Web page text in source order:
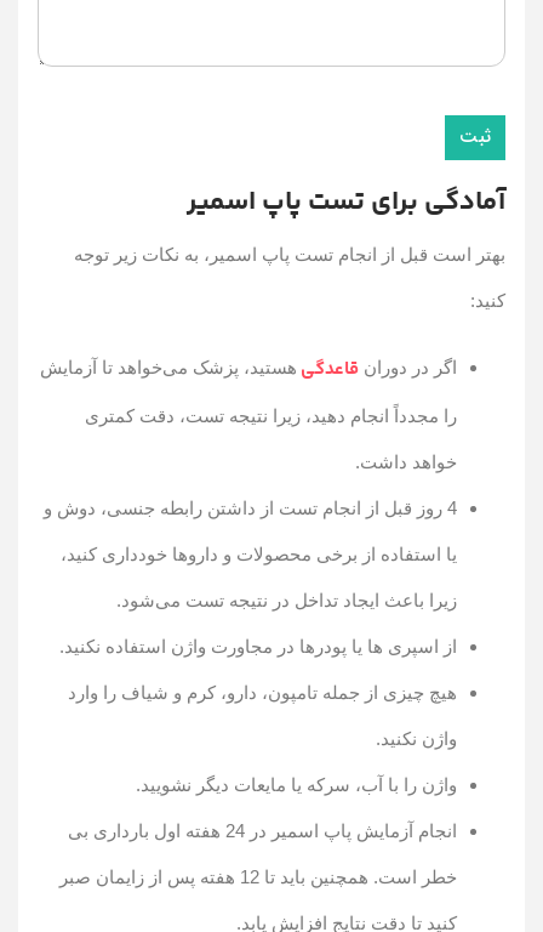
آمادگی برای تست پاپ اسمیر
بهتر است قبل از انجام تست پاپ اسمیر، به نکات زیر توجه
کنید:
اگر در دوران قاعدگی هستید، پزشک می‌خواهد تا آزمایش
را مجدداً انجام دهید، زیرا نتیجه تست، دقت کمتری
خواهد داشت.
4 روز قبل از انجام تست از داشتن رابطه جنسی، دوش و
یا استفاده از برخی محصولات و دارو‌ها خودداری کنید،
زیرا باعث ایجاد تداخل در نتیجه تست می‌شود.
از اسپری ها یا پودرها در مجاورت واژن استفاده نکنید.
هیچ چیزی از جمله تامپون، دارو، کرم و شیاف را وارد
واژن نکنید.
واژن را با آب، سرکه یا مایعات دیگر نشویید.
انجام آزمایش پاپ اسمیر در 24 هفته اول بارداری بی
خطر است. همچنین باید تا 12 هفته پس از زایمان صبر
کنید تا دقت نتایج افزایش یابد.